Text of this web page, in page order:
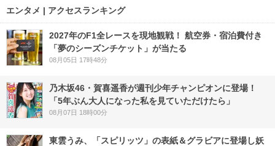
エンタメ | アクセスランキング
2027年のF1全レースを現地観戦！ 航空券・宿泊費付き
「夢のシーズンチケット」が当たる
08月05日 17時48分
乃木坂46・賀喜遥香が週刊少年チャンピオンに登場！
「5年ぶん大人になった私を見ていただけたら」
08月07日 18時00分
東雲うみ、「スピリッツ」の表紙＆グラビアに登場し妖